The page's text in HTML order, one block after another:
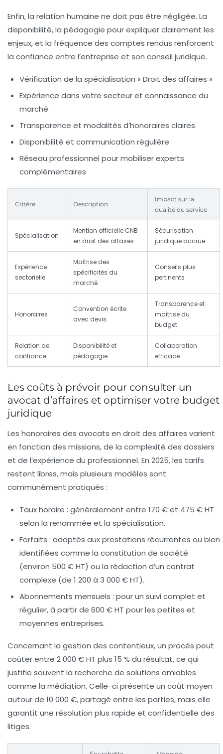
Enfin, la relation humaine ne doit pas être négligée. La
disponibilité, la pédagogie pour expliquer clairement les
enjeux, et la fréquence des comptes rendus renforcent
la confiance entre l’entreprise et son conseil juridique.
Vérification de la spécialisation « Droit des affaires »
Expérience dans votre secteur et connaissance du
marché
Transparence et modalités d’honoraires claires
Disponibilité et communication régulière
Réseau professionnel pour mobiliser experts
complémentaires
Critère Description
Impact sur la
qualité du service
Spécialisation
Mention officielle CNB
en droit des affaires
Sécurisation
juridique accrue
Expérience
sectorielle
Maîtrise des
spécificités du
marché
Conseils plus
pertinents
Honoraires
Convention écrite
avec devis
Transparence et
maîtrise du
budget
Relation de
confiance
Disponibilité et
pédagogie
Collaboration
efficace
Les coûts à prévoir pour consulter un
avocat d’affaires et optimiser votre budget
juridique
Les honoraires des avocats en droit des affaires varient
en fonction des missions, de la complexité des dossiers
et de l’expérience du professionnel. En 2025, les tarifs
restent libres, mais plusieurs modèles sont
communément pratiqués :
Taux horaire : généralement entre 170 € et 475 € HT
selon la renommée et la spécialisation.
Forfaits : adaptés aux prestations récurrentes ou bien
identifiées comme la constitution de société
(environ 500 € HT) ou la rédaction d’un contrat
complexe (de 1 200 à 3 000 € HT).
Abonnements mensuels : pour un suivi complet et
régulier, à partir de 600 € HT pour les petites et
moyennes entreprises.
Concernant la gestion des contentieux, un procès peut
coûter entre 2 000 € HT plus 15 % du résultat, ce qui
justifie souvent la recherche de solutions amiables
comme la médiation. Celle-ci présente un coût moyen
autour de 10 000 €, partagé entre les parties, mais elle
garantit une résolution plus rapide et confidentielle des
litiges.